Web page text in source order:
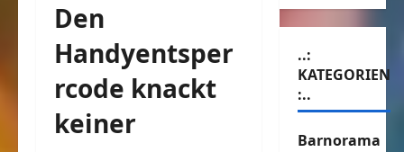
Den
Handyentsper
rcode knackt
keiner
..:
KATEGORIEN
:..
Barnorama